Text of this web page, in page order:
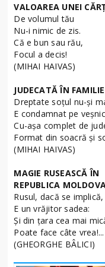
VALOAREA UNEI
De volumul tău
Nu-i nimic de zis.
Că e bun sau rău,
Focul a decis!
(MIHAI HAIVAS)
JUDECATĂ ÎN FAMILIE
Dreptate soţul nu-şi
E condamnat pe
Cu-aşa complet de
Format din soacră şi
(MIHAI HAIVAS)
MAGIE RUSEASCĂ ÎN
REPUBLICA
Rusul, dacă se implică,
E un vrăjitor sadea:
Şi din ţara cea mai
Poate face câte vrea!...
(GHEORGHE BÂLICI)